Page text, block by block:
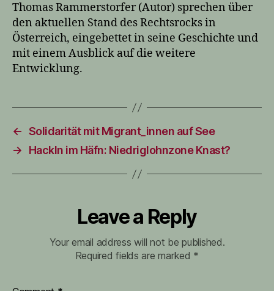
Thomas Rammerstorfer (Autor) sprechen über
den aktuellen Stand des Rechtsrocks in
Österreich, eingebettet in seine Geschichte und
mit einem Ausblick auf die weitere
Entwicklung.
← Solidarität mit Migrant_innen auf See
→
Hackln im Häfn: Niedriglohnzone Knast?
Leave a Reply
Your email address will not be published.
Required fields are marked *